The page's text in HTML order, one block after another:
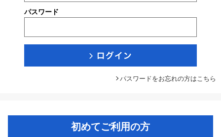
パスワード
パスワードをお忘れの方はこちら
初めてご利用の方